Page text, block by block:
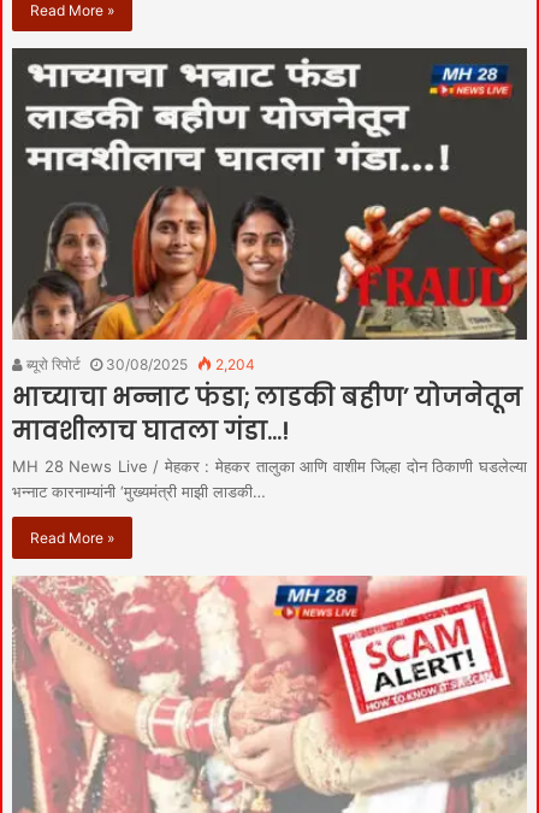
Read More »
ब्यूरो रिपोर्ट 30/08/2025 2,204
भाच्याचा भन्नाट फंडा; लाडकी बहीण’ योजनेतून
मावशीलाच घातला गंडा…!
MH 28 News Live / मेहकर : मेहकर तालुका आणि वाशीम जिल्हा दोन ठिकाणी घडलेल्या
भन्नाट कारनाम्यांनी ‘मुख्यमंत्री माझी लाडकी…
Read More »